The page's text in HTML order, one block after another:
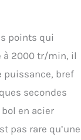
points qui
à 2000 tr/min, il
puissance, bref
secondes
en acier
pas rare qu’une